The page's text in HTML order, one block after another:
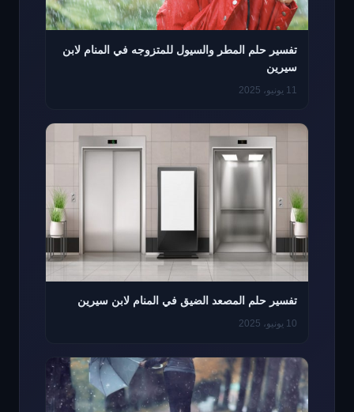
تفسير حلم المطر والسيول للمتزوجه في المنام لابن
سيرين
11 يونيو، 2025
تفسير حلم المصعد الضيق في المنام لابن سيرين
10 يونيو، 2025